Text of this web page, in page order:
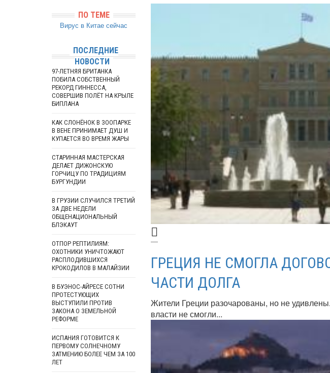
ГРЕЦИЯ НЕ СМОГЛА
ЧАСТИ ДОЛГА
Жители Греции разочарованы, но не
власти не смогли...
ПО ТЕМЕ
Вирус в Китае сейчас
ПОСЛЕДНИЕ
НОВОСТИ
97-ЛЕТНЯЯ БРИТАНКА
ПОБИЛА СОБСТВЕННЫЙ
РЕКОРД ГИННЕССА,
СОВЕРШИВ ПОЛЁТ НА КРЫЛЕ
БИПЛАНА
КАК СЛОНЁНОК В ЗООПАРКЕ
В ВЕНЕ ПРИНИМАЕТ ДУШ И
КУПАЕТСЯ ВО ВРЕМЯ ЖАРЫ
СТАРИННАЯ МАСТЕРСКАЯ
ДЕЛАЕТ ДИЖОНСКУЮ
ГОРЧИЦУ ПО ТРАДИЦИЯМ
БУРГУНДИИ
В ГРУЗИИ СЛУЧИЛСЯ ТРЕТИЙ
ЗА ДВЕ НЕДЕЛИ
ОБЩЕНАЦИОНАЛЬНЫЙ
БЛЭКАУТ
ОТПОР РЕПТИЛИЯМ:
ОХОТНИКИ УНИЧТОЖАЮТ
РАСПЛОДИВШИХСЯ
КРОКОДИЛОВ В МАЛАЙЗИИ
В БУЭНОС-АЙРЕСЕ СОТНИ
ПРОТЕСТУЮЩИХ
ВЫСТУПИЛИ ПРОТИВ
ЗАКОНА О ЗЕМЕЛЬНОЙ
РЕФОРМЕ
ИСПАНИЯ ГОТОВИТСЯ К
ПЕРВОМУ СОЛНЕЧНОМУ
ЗАТМЕНИЮ БОЛЕЕ ЧЕМ ЗА 100
ЛЕТ